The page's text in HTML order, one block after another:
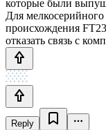
которые были
Для
происхождения
отказать связь с
Reply